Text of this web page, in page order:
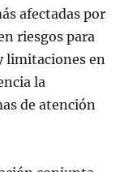
afectadas por
riesgos para
limitaciones en
la
de atención